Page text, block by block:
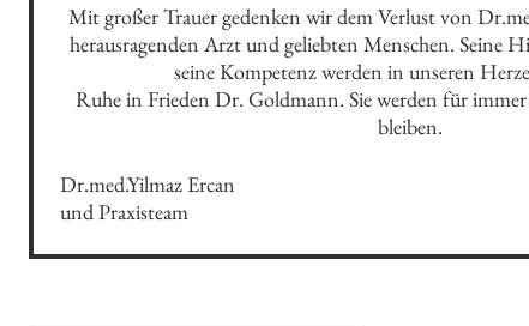
Mit großer Trauer gedenken wir dem Verlust von
herausragenden Arzt und geliebten Menschen. Seine
seine Kompetenz werden in unseren
Ruhe in Frieden Dr. Goldmann. Sie werden für
bleiben.
Dr.med.Yilmaz Ercan
und Praxisteam